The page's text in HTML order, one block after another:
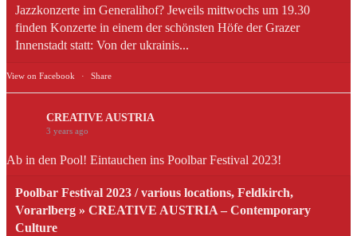
Jazzkonzerte im Generalihof? Jeweils mittwochs um 19.30
finden Konzerte in einem der schönsten Höfe der Grazer
Innenstadt statt: Von der ukrainis...
View on Facebook · Share
CREATIVE AUSTRIA
3 years ago
Ab in den Pool! Eintauchen ins Poolbar Festival 2023!
Poolbar Festival 2023 / various locations, Feldkirch,
Vorarlberg » CREATIVE AUSTRIA – Contemporary
Culture